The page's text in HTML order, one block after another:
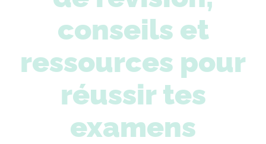
conseils et
ressources pour
réussir tes
examens